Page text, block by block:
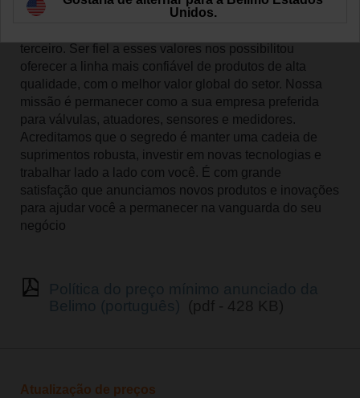
A Belimo é orientada pelos princípios de qualidade em
terceiro. Ser fiel a esses valores nos possibilitou
oferecer a linha mais confiável de produtos de alta
qualidade, com o melhor valor global do setor. Nossa
missão é permanecer como a sua empresa preferida
para válvulas, atuadores, sensores e medidores.
Acreditamos que o segredo é manter uma cadeia de
suprimentos robusta, investir em novas tecnologias e
trabalhar lado a lado com você. É com grande
satisfação que anunciamos novos produtos e inovações
para ajudar você a permanecer na vanguarda do seu
negócio
(pdf - 428 KB)
Atualização de preços
Unidos.